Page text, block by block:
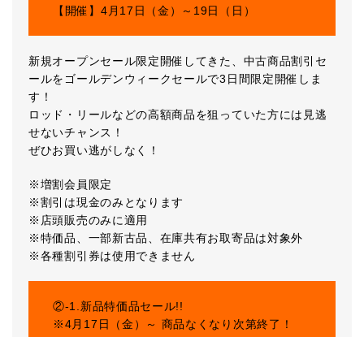
【開催】4月17日（金）～19日（日）
新規オープンセール限定開催してきた、中古商品割引セ
ールをゴールデンウィークセールで3日間限定開催しま
す！
ロッド・リールなどの高額商品を狙っていた方には見逃
せないチャンス！
ぜひお買い逃がしなく！
※増割会員限定
※割引は現金のみとなります
※店頭販売のみに適用
※特価品、一部新古品、在庫共有お取寄品は対象外
※各種割引券は使用できません
②-1.新品特価品セール!!
※4月17日（金）～ 商品なくなり次第終了！